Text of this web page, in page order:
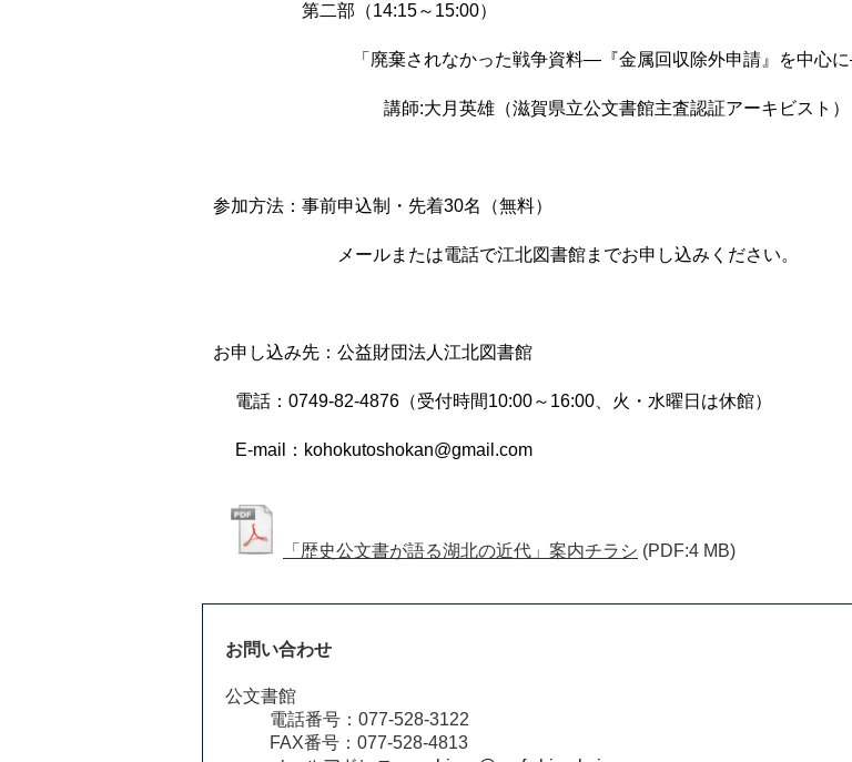
第二部（14:15～15:00）
「廃棄されなかった戦争資料―『金属回収除外申請』を中心に
講師:大月英雄（滋賀県立公文書館主査認証アーキビスト）
参加方法：事前申込制・先着30名（無料）
メールまたは電話で江北図書館までお申し込みください。
お申し込み先：公益財団法人江北図書館
電話：0749-82-4876（受付時間10:00～16:00、火・水曜日は休館）
E-mail： kohokutoshokan@gmail.com
「歴史公文書が語る湖北の近代」案内チラシ (PDF:4 MB)
お問い合わせ
公文書館
電話番号：077-528-3122
FAX番号：077-528-4813